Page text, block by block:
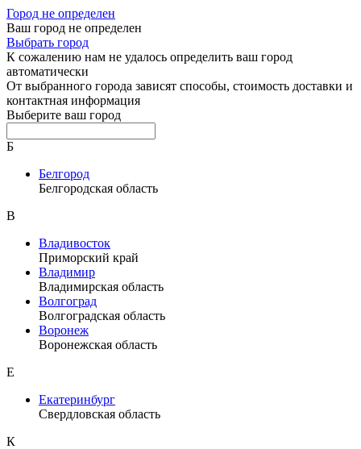
Город не определен
Ваш город не определен
Выбрать город
К сожалению нам не удалось определить ваш город
автоматически
От выбранного города зависят способы, стоимость доставки и
контактная информация
Выберите ваш город
Б
Белгород
Белгородская область
В
Владивосток
Приморский край
Владимир
Владимирская область
Волгоград
Волгоградская область
Воронеж
Воронежская область
Е
Екатеринбург
Свердловская область
К